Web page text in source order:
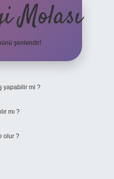
Molası
şenlendir!
yapabilir mi ?
mı ?
olur ?